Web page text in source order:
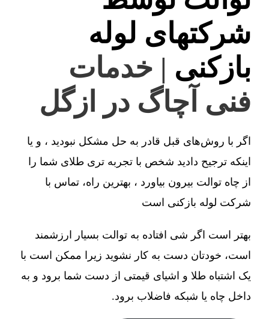
شرکتهای لوله
بازکنی | خدمات
فنی آچاگ در ازگل
اگر با روش‌های قبل قادر به حل مشکل نبودید ، و یا
اینکه ترجیح دادید شخص با تجربه تری طلای شما را
از چاه توالت بیرون بیاورد ، بهترین راه، تماس با
شرکت لوله بازکنی است
بهتر است اگر شی افتاده به توالت بسیار ارزشمند
است، خودتان دست به کار نشوید زیرا ممکن است با
یک اشتباه طلا و اشیای قیمتی از دست شما برود و به
داخل چاه یا شبکه فاضلاب برود.